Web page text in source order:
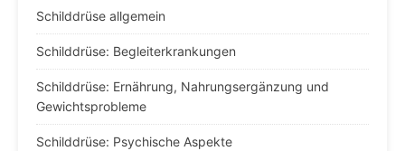
Schilddrüse allgemein
Schilddrüse: Begleiterkrankungen
Schilddrüse: Ernährung, Nahrungsergänzung und
Gewichtsprobleme
Schilddrüse: Psychische Aspekte